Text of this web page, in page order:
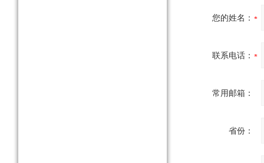
您的姓名：
联系电话：
常用邮箱：
省份：